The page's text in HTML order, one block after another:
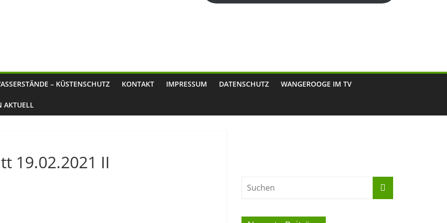
– KÜSTENSCHUTZ KONTAKT IMPRESSUM DATENSCHUTZ WANGEROOGE IM TV
AKTUELL
19.02.2021 II